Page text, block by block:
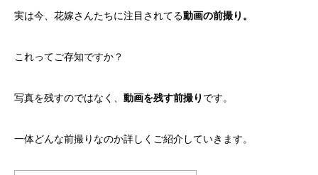
実は今、花嫁さんたちに注目されてる動画の前撮り。
これってご存知ですか？
写真を残すのではなく、 動画を残す前撮り です。
一体どんな前撮りなのか詳しくご紹介していきます。